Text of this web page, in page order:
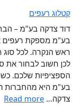
קטלוג רעפים
דוד צדקה בע"מ –
בע"מ מספקת רעפים
ראש הנקרה. לכל סוג
לכן חשוב לבחור את
הספציפיות שלכם.
בע"מ היא מהחברות
צדקה… Read more